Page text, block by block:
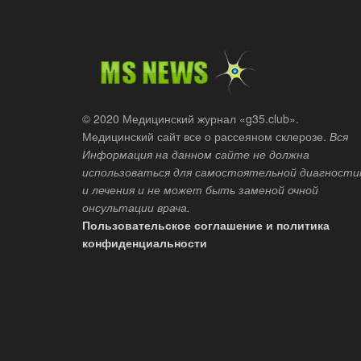
© 2020 Медицинский журнал «g35.club».
Медицинский сайт все о рассеяном склерозе. Вся
Информация на данном сайте не должна
использоваться для самостоятельной
и лечения и не может быть заменой очной
онсультации врача.
Пользовательское соглашение и политика
конфиденциальности